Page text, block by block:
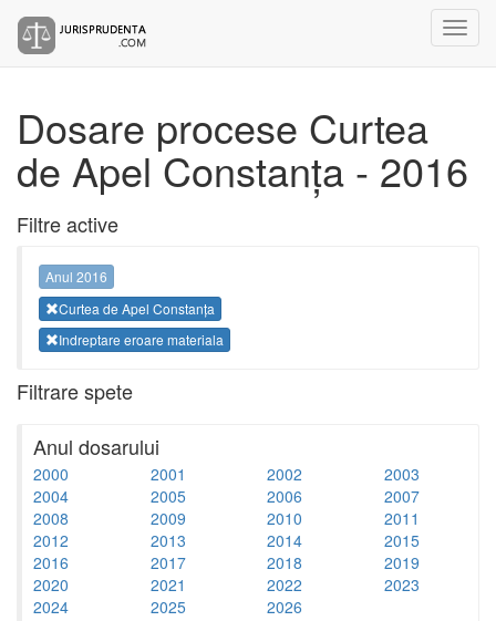
Dosare procese Curtea
de Apel Constanța - 2016
Filtre active
Anul 2016
Curtea de Apel Constanța
Indreptare eroare materiala
Filtrare spete
Anul dosarului
2000 2001 2002
2003
2004
2005 2006
2007
2008
2009 2010
2011
2012
2013 2014
2015
2016
2017 2018
2019
2020
2021 2022
2023
2024
2025 2026